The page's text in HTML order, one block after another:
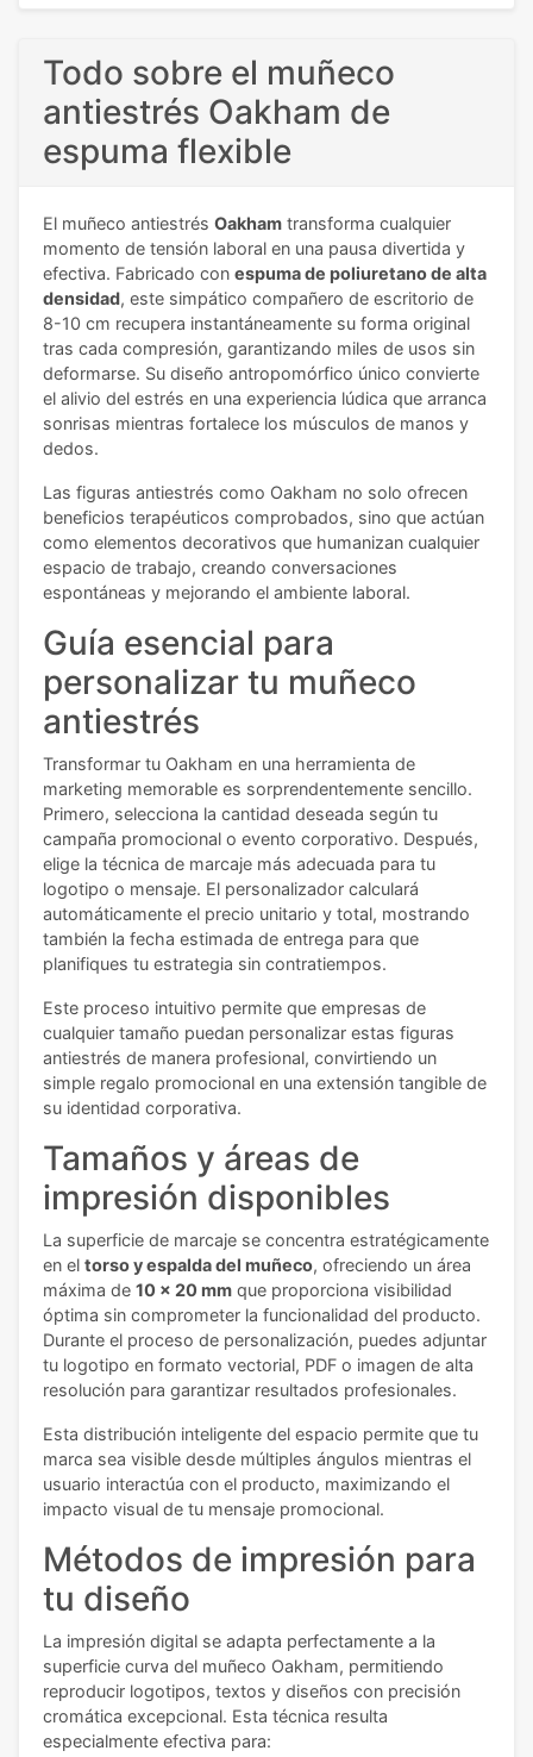
Todo sobre el muñeco
antiestrés Oakham de
espuma flexible
El muñeco antiestrés Oakham transforma cualquier
momento de tensión laboral en una pausa divertida y
efectiva. Fabricado con espuma de poliuretano de alta
densidad, este simpático compañero de escritorio de
8-10 cm recupera instantáneamente su forma original
tras cada compresión, garantizando miles de usos sin
deformarse. Su diseño antropomórfico único convierte
el alivio del estrés en una experiencia lúdica que arranca
sonrisas mientras fortalece los músculos de manos y
dedos.
Las figuras antiestrés como Oakham no solo ofrecen
beneficios terapéuticos comprobados, sino que actúan
como elementos decorativos que humanizan cualquier
espacio de trabajo, creando conversaciones
espontáneas y mejorando el ambiente laboral.
Guía esencial para
personalizar tu muñeco
antiestrés
Transformar tu Oakham en una herramienta de
marketing memorable es sorprendentemente sencillo.
Primero, selecciona la cantidad deseada según tu
campaña promocional o evento corporativo. Después,
elige la técnica de marcaje más adecuada para tu
logotipo o mensaje. El personalizador calculará
automáticamente el precio unitario y total, mostrando
también la fecha estimada de entrega para que
planifiques tu estrategia sin contratiempos.
Este proceso intuitivo permite que empresas de
cualquier tamaño puedan personalizar estas figuras
antiestrés de manera profesional, convirtiendo un
simple regalo promocional en una extensión tangible de
su identidad corporativa.
Tamaños y áreas de
impresión disponibles
La superficie de marcaje se concentra estratégicamente
en el torso y espalda del muñeco, ofreciendo un área
máxima de 10 x 20 mm que proporciona visibilidad
óptima sin comprometer la funcionalidad del producto.
Durante el proceso de personalización, puedes adjuntar
tu logotipo en formato vectorial, PDF o imagen de alta
resolución para garantizar resultados profesionales.
Esta distribución inteligente del espacio permite que tu
marca sea visible desde múltiples ángulos mientras el
usuario interactúa con el producto, maximizando el
impacto visual de tu mensaje promocional.
Métodos de impresión para
tu diseño
La impresión digital se adapta perfectamente a la
superficie curva del muñeco Oakham, permitiendo
reproducir logotipos, textos y diseños con precisión
cromática excepcional. Esta técnica resulta
especialmente efectiva para: